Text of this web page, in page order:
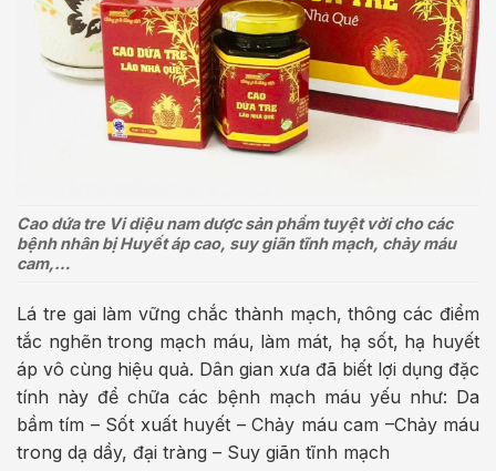
Cao dứa tre Vi diệu nam dược sản phẩm tuyệt vời cho các
bệnh nhân bị Huyết áp cao, suy giãn tĩnh mạch, chảy máu
cam,…
Lá tre gai làm vững chắc thành mạch, thông các điểm
tắc nghẽn trong mạch máu, làm mát, hạ sốt, hạ huyết
áp vô cùng hiệu quả. Dân gian xưa đã biết lợi dụng đặc
tính này để chữa các bệnh mạch máu yếu như: Da
bầm tím – Sốt xuất huyết – Chảy máu cam –Chảy máu
trong dạ dầy, đại tràng – Suy giãn tĩnh mạch